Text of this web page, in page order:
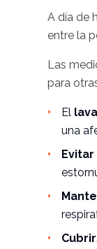
A día de
entre la
Las
para
El
una